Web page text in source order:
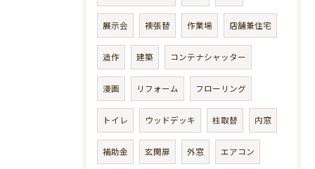
展示会 襖張替 作業場 店舗兼住宅
造作 建築 コンテナシャッター
漫画 リフォーム フローリング
トイレ ウッドデッキ 柱取替 内窓
補助金 玄関扉 外窓 エアコン